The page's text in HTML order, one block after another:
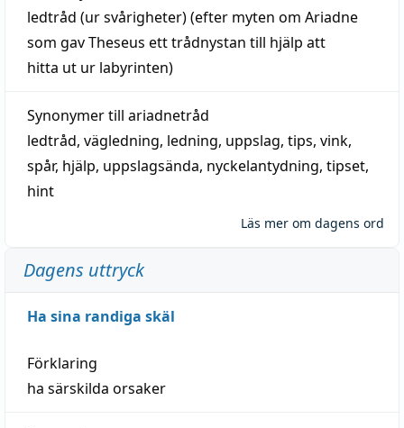
ledtråd (ur svårigheter) (efter myten om Ariadne
som gav Theseus ett trådnystan till hjälp att
hitta ut ur labyrinten)
Synonymer till ariadnetråd
ledtråd, vägledning, ledning, uppslag, tips, vink,
spår, hjälp, uppslagsända, nyckelantydning, tipset,
hint
Läs mer om dagens ord
Dagens uttryck
Ha sina randiga skäl
Förklaring
ha särskilda orsaker